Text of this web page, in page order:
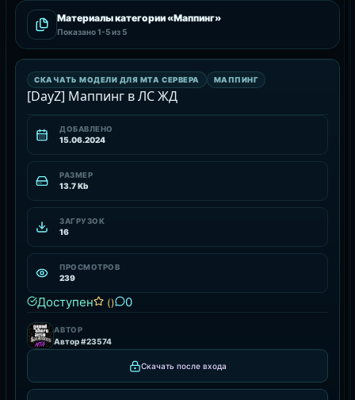
Материалы категории «Маппинг»
Показано1-5из 5
РЕСУРС
МАППИНГ
СКАЧАТЬ МОДЕЛИ ДЛЯ MTA СЕРВЕРА МАППИНГ
[DayZ] Маппинг в ЛС ЖД
ДОБАВЛЕНО
15.06.2024
РАЗМЕР
13.7 Kb
ЗАГРУЗОК
16
ПРОСМОТРОВ
239
Доступен () 0
АВТОР
Автор #23574
Скачать после входа